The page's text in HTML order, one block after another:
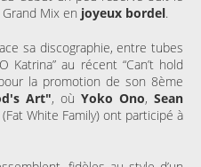
Mix en joyeux bordel.
sa discographie, entre tubes
Katrina” au récent “Can’t hold
la promotion de son 8ème
Art", où Yoko Ono, Sean
(Fat White Family) ont participé à